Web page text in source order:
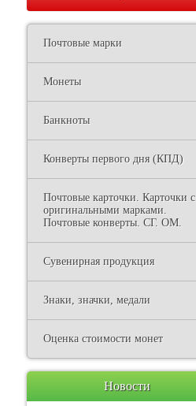
Почтовые марки
Монеты
Банкноты
Конверты первого дня (КПД)
Почтовые карточки. Карточки с
оригинальными марками.
Почтовые конверты. СГ. ОМ.
Сувенирная продукция
Знаки, значки, медали
Оценка стоимости монет
Новости